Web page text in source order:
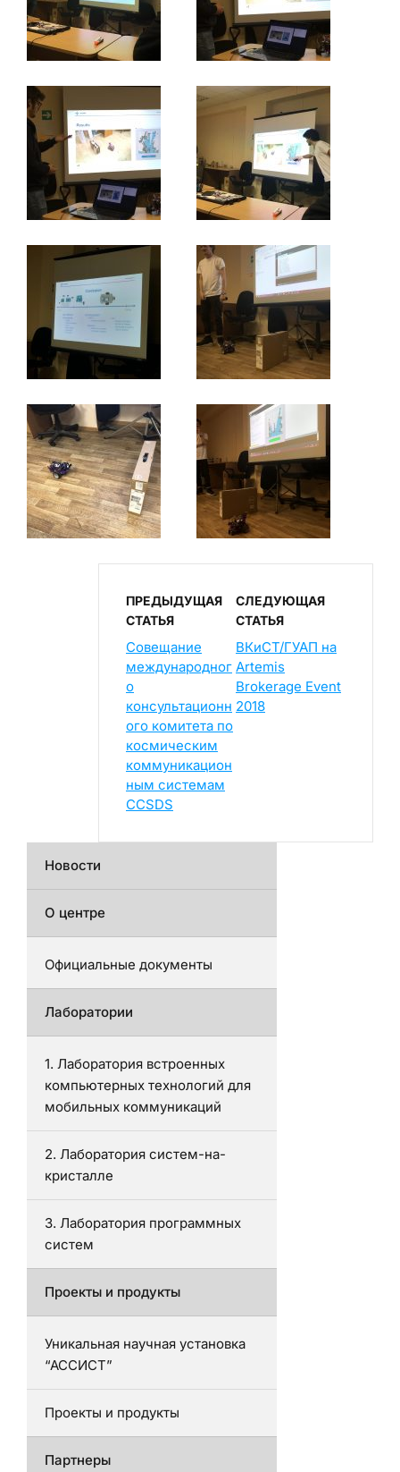
ПРЕДЫДУЩАЯ
СТАТЬЯ
Совещание
международног
о
консультационн
ого комитета по
космическим
коммуникацион
ным системам
CCSDS
СЛЕДУЮЩАЯ
СТАТЬЯ
ВКиСТ/ГУАП на
Artemis
Brokerage Event
2018
Новости
О центре
Официальные документы
Лаборатории
1. Лаборатория встроенных
компьютерных технологий для
мобильных коммуникаций
2. Лаборатория систем-на-
кристалле
3. Лаборатория программных
систем
Проекты и продукты
Уникальная научная установка
“АССИСТ”
Проекты и продукты
Партнеры